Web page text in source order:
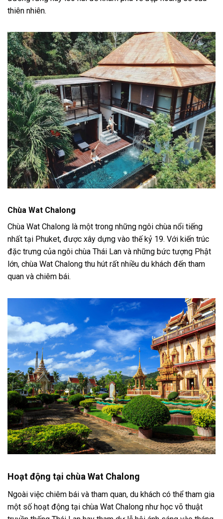
thiên nhiên.
Chùa Wat Chalong
Chùa Wat Chalong là một trong những ngôi chùa nổi tiếng
nhất tại Phuket, được xây dựng vào thế kỷ 19. Với kiến trúc
đặc trưng của ngôi chùa Thái Lan và những bức tượng Phật
lớn, chùa Wat Chalong thu hút rất nhiều du khách đến tham
quan và chiêm bái.
Hoạt động tại chùa Wat Chalong
Ngoài việc chiêm bái và tham quan, du khách có thể tham gia
một số hoạt động tại chùa Wat Chalong như học võ thuật